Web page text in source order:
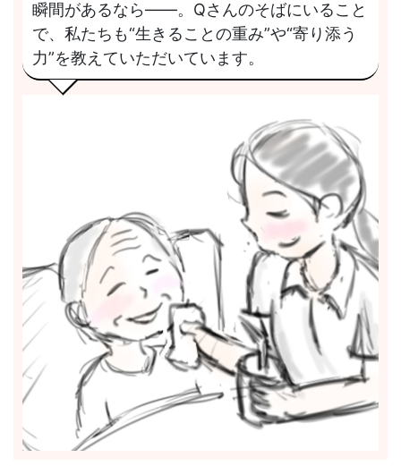
瞬間があるなら――。Qさんのそばにいること
で、私たちも“生きることの重み”や“寄り添う
力”を教えていただいています。